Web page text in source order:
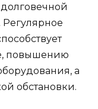
Регулярное
повышению
а
обстановки.